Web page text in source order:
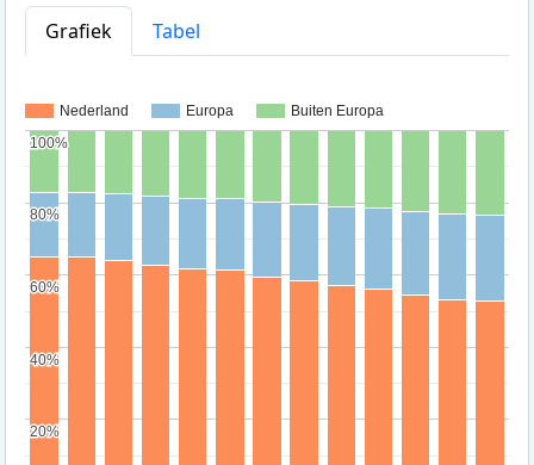
Grafiek
Tabel
Nederland Europa Buiten Europa
20%
20%
40%
40%
60%
60%
80%
80%
100%
100%